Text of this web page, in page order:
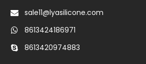
sale11@lyasilicone.com
8613424186971
8613420974883